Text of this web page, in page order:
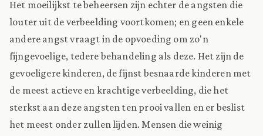
Het moeilijkst te beheersen zijn echter de angsten die
louter uit de verbeelding voortkomen; en geen enkele
andere angst vraagt in de opvoeding om zo'n
fijngevoelige, tedere behandeling als deze. Het zijn de
gevoeligere kinderen, de fijnst besnaarde kinderen met
de meest actieve en krachtige verbeelding, die het
sterkst aan deze angsten ten prooi vallen en er beslist
het meest onder zullen lijden. Mensen die weinig